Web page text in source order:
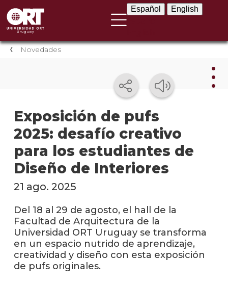
Español English
Novedades
Exposición de pufs
2025: desafío creativo
para los estudiantes de
Diseño de Interiores
La
21 ago. 2025
Del 18 al 29 de agosto, el hall de la
Facultad de Arquitectura de la
Universidad ORT Uruguay se transforma
en un espacio nutrido de aprendizaje,
creatividad y diseño con esta exposición
de pufs originales.